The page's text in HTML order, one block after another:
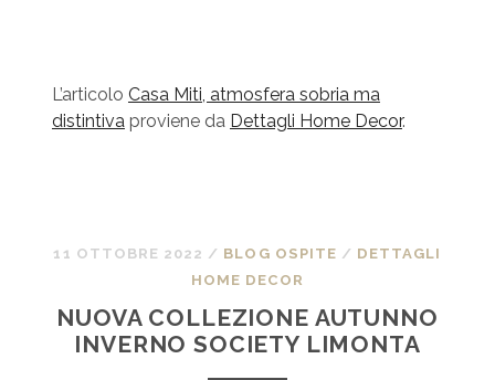
L’articolo Casa Miti, atmosfera sobria ma
distintivaproviene da Dettagli Home Decor.
11 OTTOBRE 2022 / BLOG OSPITE / DETTAGLI
HOME DECOR
NUOVA COLLEZIONE AUTUNNO
INVERNO SOCIETY LIMONTA